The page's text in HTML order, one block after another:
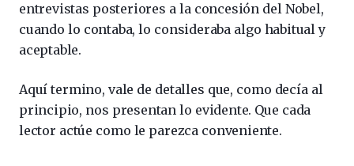
entrevistas posteriores a la concesión del Nobel,
cuando lo contaba, lo consideraba algo habitual y
aceptable.
Aquí termino, vale de detalles que, como decía al
principio, nos presentan lo evidente. Que cada
lector actúe como le parezca conveniente.